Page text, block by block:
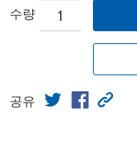
수량
공유